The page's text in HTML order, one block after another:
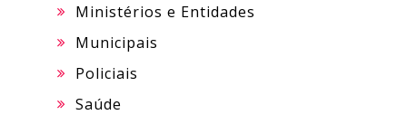
Ministérios e Entidades
Municipais
Policiais
Saúde